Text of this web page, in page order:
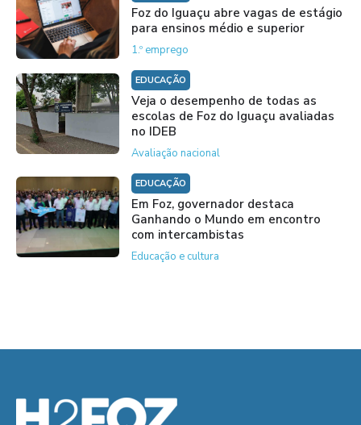
Foz do Iguaçu abre vagas de estágio
para ensinos médio e superior
1.º emprego
EDUCAÇÃO
Veja o desempenho de todas as
escolas de Foz do Iguaçu avaliadas
no IDEB
Avaliação nacional
EDUCAÇÃO
Em Foz, governador destaca
Ganhando o Mundo em encontro
com intercambistas
Educação e cultura